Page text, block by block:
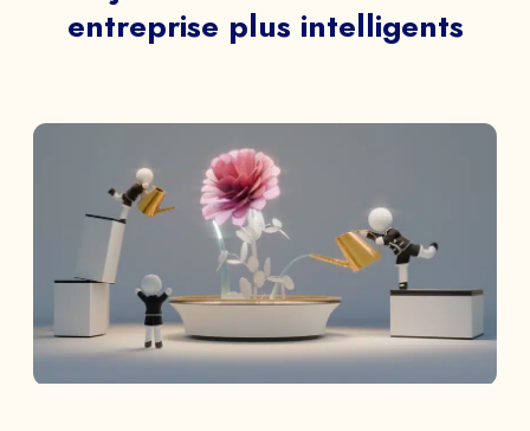
entreprise plus intelligents